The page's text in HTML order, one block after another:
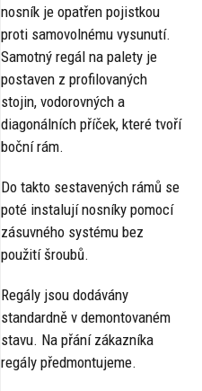
nosník je opatřen pojistkou
proti samovolnému vysunutí.
Samotný regál na palety je
postaven z profilovaných
stojin, vodorovných a
diagonálních příček, které tvoří
boční rám.
Do takto sestavených rámů se
poté instalují nosníky pomocí
zásuvného systému bez
použití šroubů.
Regály jsou dodávány
standardně v demontovaném
stavu. Na přání zákazníka
regály předmontujeme.